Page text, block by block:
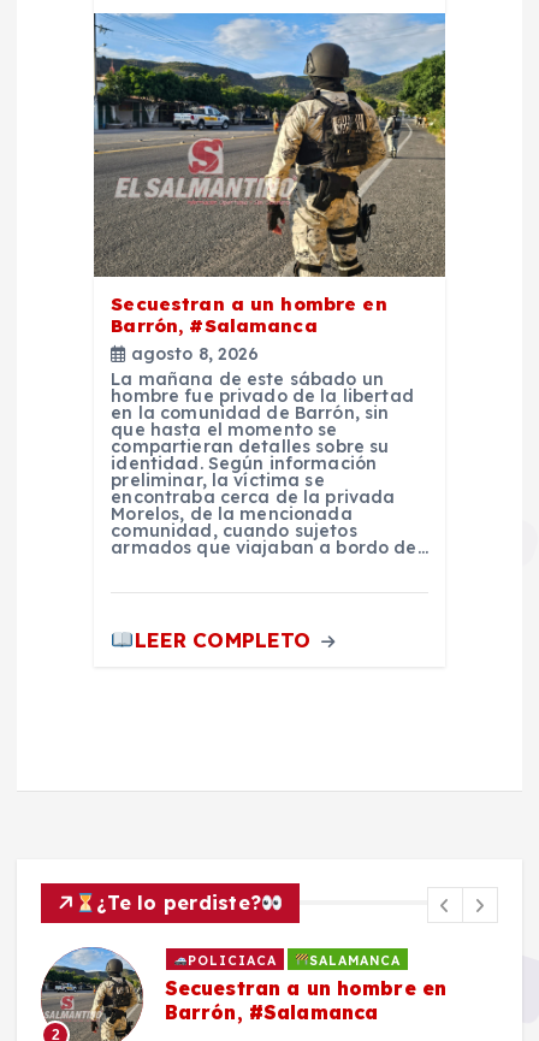
Secuestran a un hombre en
Barrón, #Salamanca
agosto 8, 2026
La mañana de este sábado un
hombre fue privado de la libertad
en la comunidad de Barrón, sin
que hasta el momento se
compartieran detalles sobre su
identidad. Según información
preliminar, la víctima se
encontraba cerca de la privada
Morelos, de la mencionada
comunidad, cuando sujetos
armados que viajaban a bordo de…
LEER COMPLETO
¿Te lo perdiste?
2
POLICIACA SALAMANCA
Secuestran a un hombre en
Barrón, #Salamanca